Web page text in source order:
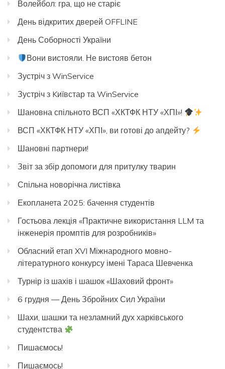
Волейбол: гра, що не старіє
День відкритих дверей OFFLINE
День Соборності України
Вони вистояли. Не вистояв бетон
Зустріч з WinService
Зустріч з Kиївстар та WinService
Шановна спільното ВСП «ХКТФК НТУ «ХПІ»!
ВСП «ХКТФК НТУ «ХПІ», ви готові до апдейту?
Шановні партнери!
Звіт за збір допомоги для притулку тварин
Спільна новорічна листівка
Екопланета 2025: бачення студентів
Гостьова лекція «Практичне використання LLM та
інженерія промптів для розробників»
Обласний етап XVI Міжнародного мовно-
літературного конкурсу імені Тараса Шевченка
Турнір із шахів і шашок «Шаховий фронт»
6 грудня — День Збройних Сил України
Шахи, шашки та незламний дух харківського
студентства
Пишаємось!
Пишаємось!